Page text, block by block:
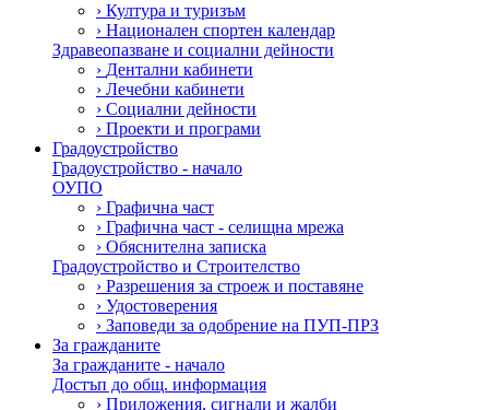
› Култура и туризъм
› Национален спортен календар
Здравеопазване и социални дейности
› Дентални кабинети
› Лечебни кабинети
› Социални дейности
› Проекти и програми
Градоустройство
Градоустройство - начало
ОУПО
› Графична част
› Графична част - селищна мрежа
› Обяснителна записка
Градоустройство и Строителство
› Разрешения за строеж и поставяне
› Удостоверения
› Заповеди за одобрение на ПУП-ПРЗ
За гражданите
За гражданите - начало
Достъп до общ. информация
› Приложения, сигнали и жалби